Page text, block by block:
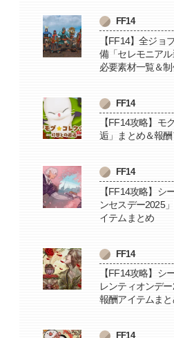
FF14
【FF14】全ジョ
備「セレモニア
必要素材一覧＆
FF14
【FF14攻略】モ
逅」まとめ＆報酬
FF14
【FF14攻略】シ
ンセスデー2025
イテムまとめ
FF14
【FF14攻略】シ
レンティオンデ
報酬アイテムま